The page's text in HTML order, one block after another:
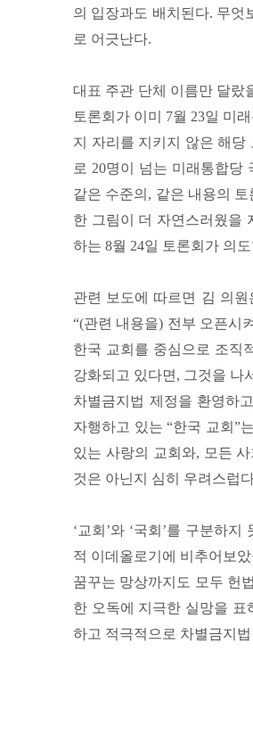
의 입장과도 배치된다. 무엇
로 어긋난다.
대표 주관 단체 이름만 달랐
토론회가 이미 7월 23일 미
지 자리를 지키지 않은 해당
로 20명이 넘는 미래통합당
같은 수준의, 같은 내용의
한 그림이 더 자연스러웠을
하는 8월 24일 토론회가 의
관련 보도에 따르면 김 의
“(관련 내용을) 전부 오픈시
한국 교회를 중심으로 조직
강화되고 있다면, 그것을 나
차별금지법 제정을 환영하
자행하고 있는 “한국 교회”
있는 사랑의 교회와, 모든
것은 아닌지 심히 우려스럽
‘교회’와 ‘국회’를 구분하
적 이데올로기에 비추어보
꿈꾸는 망상까지도 모두 헌
한 오독에 지극한 실망을 표
하고 적극적으로 차별금지